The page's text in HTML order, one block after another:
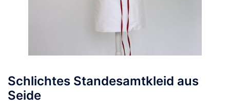
Schlichtes Standesamtkleid aus
Seide